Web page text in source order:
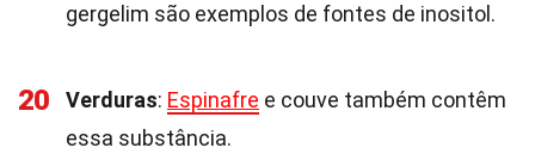
gergelim são exemplos de fontes de inositol.
20 Verduras: Espinafre e couve também contêm
essa substância.